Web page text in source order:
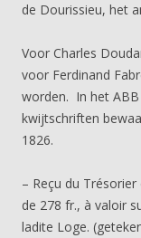
de Dourissieu, het
Voor Charles
voor Ferdinand
worden. In het
kwijtschriften
1826.
– Reçu du
de 278 fr., à valoir
ladite Loge.